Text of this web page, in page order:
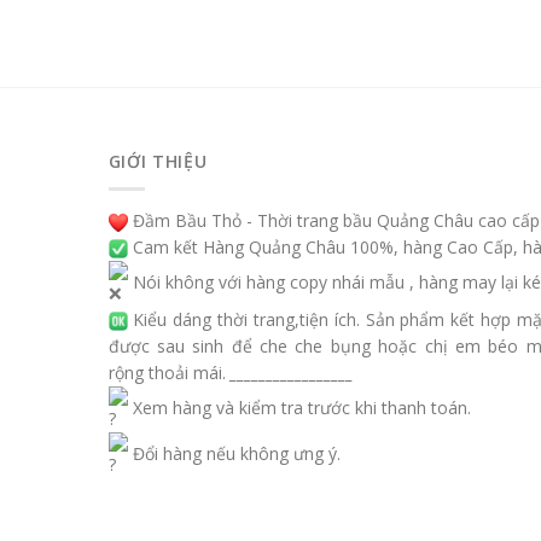
GIỚI THIỆU
Đầm Bầu Thỏ - Thời trang bầu Quảng Châu cao cấp
Cam kết Hàng Quảng Châu 100%, hàng Cao Cấp,
Nói không với hàng copy nhái mẫu , hàng may lại
Kiểu dáng thời trang,tiện ích. Sản phẩm kết hợp
được sau sinh để che che bụng hoặc chị em béo
rộng thoải mái.
Xem hàng và kiểm tra trước khi thanh toán.
Đổi hàng nếu không ưng ý.